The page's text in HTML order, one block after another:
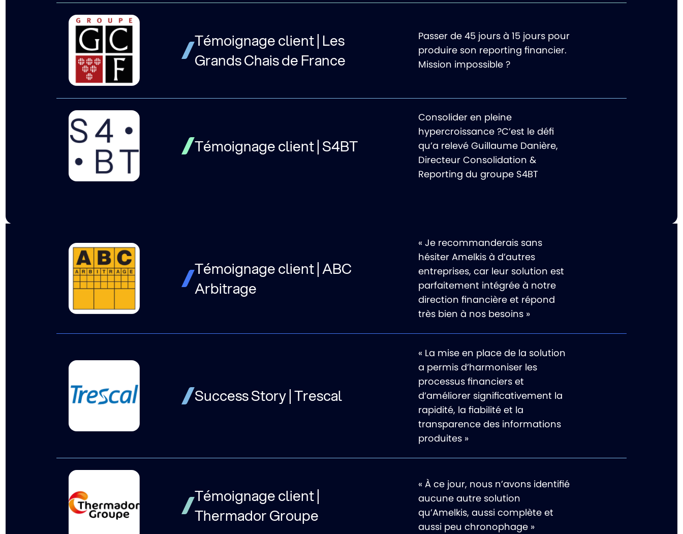
Témoignage client | Les
Grands Chais de France
Passer de 45 jours à 15 jours pour
produire son reporting financier.
Mission impossible ?
Témoignage client | S4BT
Consolider en pleine
hypercroissance ?C’est le défi
qu’a relevé Guillaume Danière,
Directeur Consolidation &
Reporting du groupe S4BT
Témoignage client | ABC
Arbitrage
« Je recommanderais sans
hésiter Amelkis à d’autres
entreprises, car leur solution est
parfaitement intégrée à notre
direction financière et répond
très bien à nos besoins »
Success Story | Trescal
« La mise en place de la solution
a permis d’harmoniser les
processus financiers et
d’améliorer significativement la
rapidité, la fiabilité et la
transparence des informations
produites »
Témoignage client |
Thermador Groupe
« À ce jour, nous n’avons identifié
aucune autre solution
qu’Amelkis, aussi complète et
aussi peu chronophage »